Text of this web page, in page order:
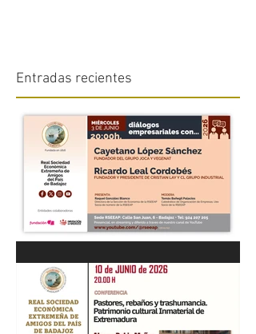
Entradas recientes
“DIÁLOGOS EMPRESARIALES
CON...” Cayetano López
Sánchez y Ricardo Leal